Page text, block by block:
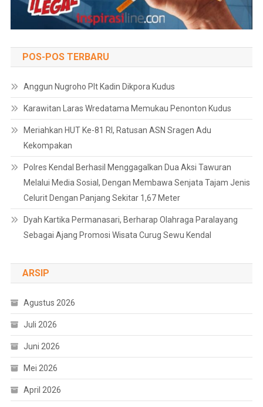
POS-POS TERBARU
Anggun Nugroho Plt Kadin Dikpora Kudus
Karawitan Laras Wredatama Memukau Penonton Kudus
Meriahkan HUT Ke-81 RI, Ratusan ASN Sragen Adu
Kekompakan
Polres Kendal Berhasil Menggagalkan Dua Aksi Tawuran
Melalui Media Sosial, Dengan Membawa Senjata Tajam Jenis
Celurit Dengan Panjang Sekitar 1,67 Meter
Dyah Kartika Permanasari, Berharap Olahraga Paralayang
Sebagai Ajang Promosi Wisata Curug Sewu Kendal
ARSIP
Agustus 2026
Juli 2026
Juni 2026
Mei 2026
April 2026